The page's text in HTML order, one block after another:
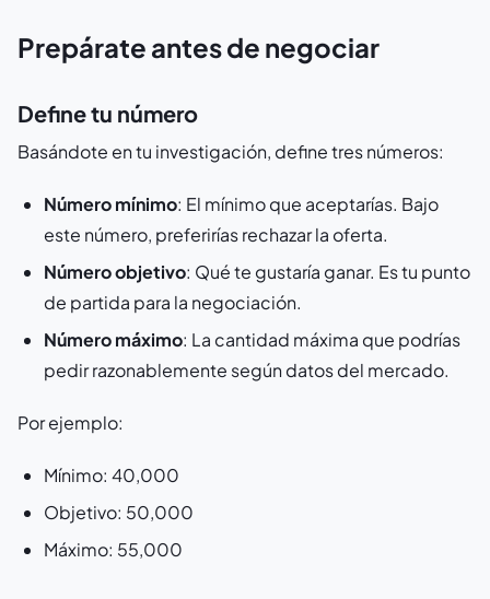
Prepárate antes de negociar
Define tu número
Basándote en tu investigación, define tres números:
Número mínimo: El mínimo que aceptarías. Bajo
este número, preferirías rechazar la oferta.
Número objetivo: Qué te gustaría ganar. Es tu punto
de partida para la negociación.
Número máximo: La cantidad máxima que podrías
pedir razonablemente según datos del mercado.
Por ejemplo:
Mínimo: 40,000
Objetivo: 50,000
Máximo: 55,000